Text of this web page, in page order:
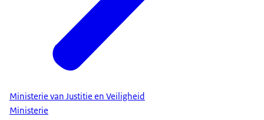
Ministerie van Justitie en Veiligheid
Ministerie